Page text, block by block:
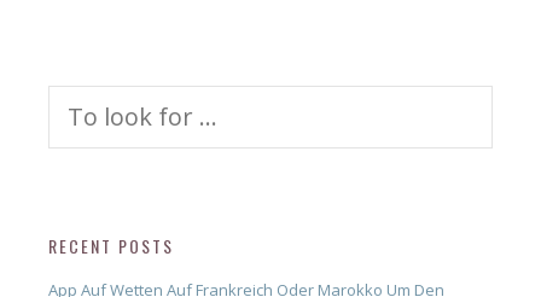
RECENT POSTS
App Auf Wetten Auf Frankreich Oder Marokko Um Den